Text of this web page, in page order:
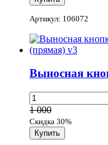
Артикул: 106072
Выносная
1 000
Скидка 30%